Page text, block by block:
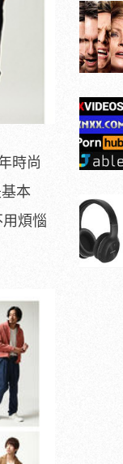
時尚
本
煩惱